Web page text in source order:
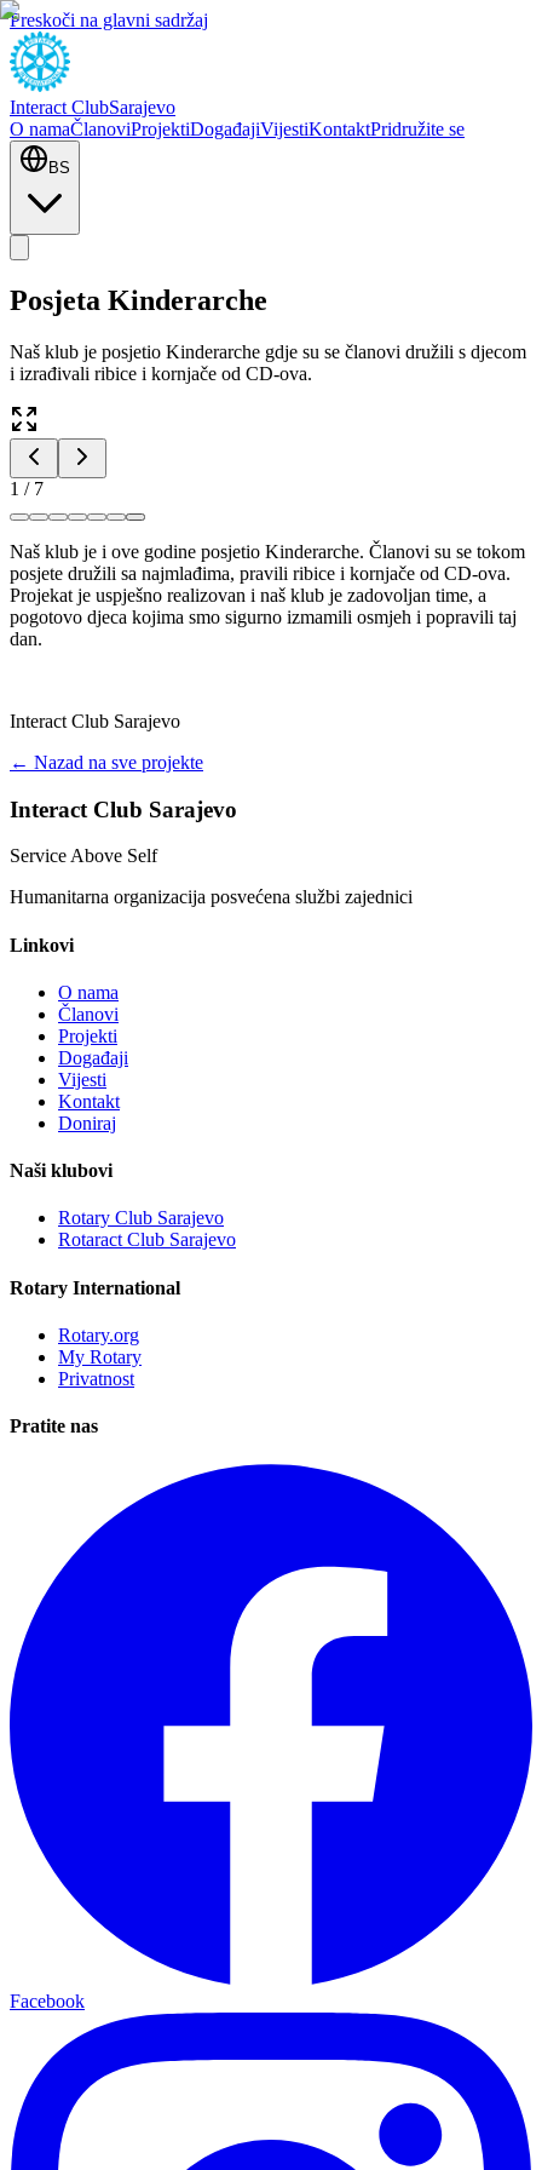
Preskoči na glavni sadržaj
Interact ClubSarajevo
O namaČlanoviProjektiDogađajiVijestiKontaktPridružite se
BS
Posjeta Kinderarche
Naš klub je posjetio Kinderarche gdje su se članovi družili s djecom
i izrađivali ribice i kornjače od CD-ova.
1 / 7
Naš klub je i ove godine posjetio Kinderarche. Članovi su se tokom
posjete družili sa najmlađima, pravili ribice i kornjače od CD-ova.
Projekat je uspješno realizovan i naš klub je zadovoljan time, a
pogotovo djeca kojima smo sigurno izmamili osmjeh i popravili taj
dan.
Interact Club Sarajevo
← Nazad na sve projekte
Interact Club Sarajevo
Service Above Self
Humanitarna organizacija posvećena službi zajednici
Linkovi
O nama
Članovi
Projekti
Događaji
Vijesti
Kontakt
Doniraj
Naši klubovi
Rotary Club Sarajevo
Rotaract Club Sarajevo
Rotary International
Rotary.org
My Rotary
Privatnost
Pratite nas
Facebook